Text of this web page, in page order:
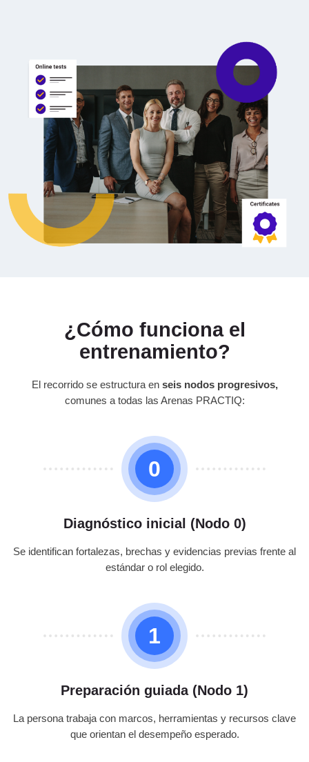
¿Cómo funciona el
entrenamiento?
El recorrido se estructura en seis nodos progresivos,
comunes a todas las Arenas PRACTIQ:
0
Diagnóstico inicial (Nodo 0)
Se identifican fortalezas, brechas y evidencias previas frente al
estándar o rol elegido.
1
Preparación guiada (Nodo 1)
La persona trabaja con marcos, herramientas y recursos clave
que orientan el desempeño esperado.